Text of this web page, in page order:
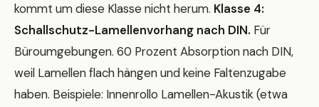
kommt um diese Klasse nicht herum. Klasse 4:
Schallschutz-Lamellenvorhang nach DIN. Für
Büroumgebungen. 60 Prozent Absorption nach DIN,
weil Lamellen flach hängen und keine Faltenzugabe
haben. Beispiele: Innenrollo Lamellen-Akustik (etwa